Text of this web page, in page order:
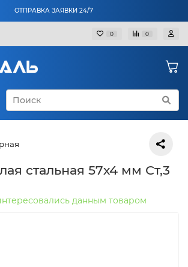
ОТПРАВКА ЗАЯВКИ 24/7
0 0
стальная 57х4 мм Ст,3
данным товаром